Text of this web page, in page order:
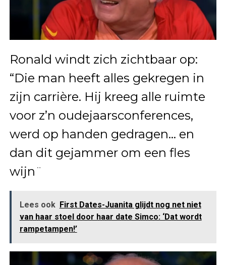
Ronald windt zich zichtbaar op:
“Die man heeft alles gekregen in
zijn carrière. Hij kreeg alle ruimte
voor z’n oudejaarsconferences,
werd op handen gedragen… en
dan dit gejammer om een fles
wijn¨
Lees ook First Dates-Juanita glijdt nog net niet
van haar stoel door haar date Simco: ‘Dat wordt
rampetampen!’